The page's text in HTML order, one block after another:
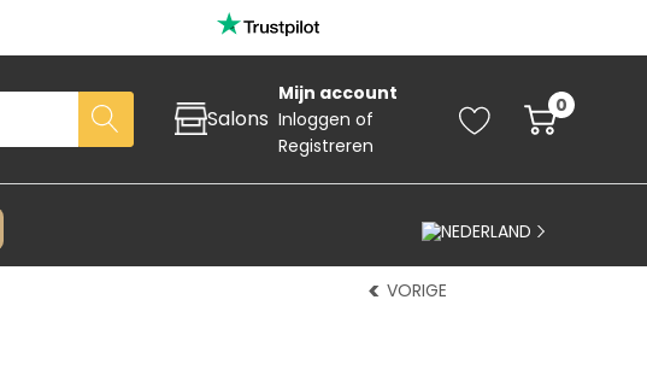
Salons
Mijn account
Inloggenof
Registreren
0
NEDERLAND
VORIGE